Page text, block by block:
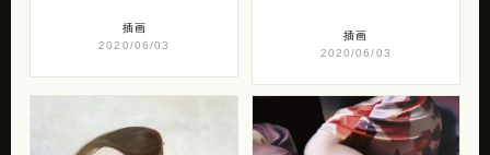
插画
2020/06/03
插画
2020/06/03